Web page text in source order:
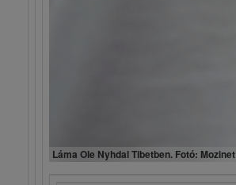
Láma Ole Nyhdal Tibetben. Fotó: Mozinet